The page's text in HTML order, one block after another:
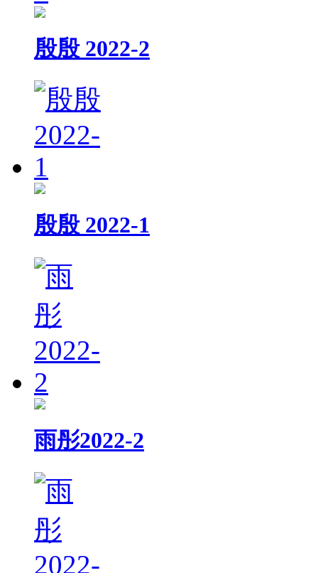
殷殷 2022-2
殷殷 2022-1
雨彤2022-2